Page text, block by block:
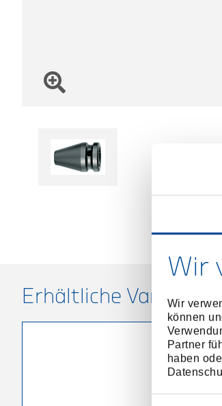
Wir
Wir
können
Partner
haben
Erhältliche Varianten